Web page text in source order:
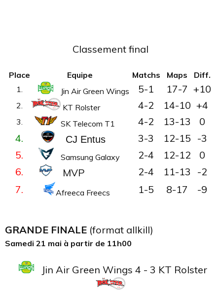
Classement final
Place Equipe Matchs Maps
Diff.
1.
Jin Air Green Wings 5-1 17-7 +10
2. KT Rolster 4-2 14-10 +4
3. SK Telecom T1 4-2 13-13
0
4.
CJ Entus 3-3 12-15 -3
5.
Samsung Galaxy 2-4 12-12
0
6.
MVP 2-4 11-13
-2
7.
Afreeca Freecs 1-5 8-17 -9
GRANDE FINALE (format allkill)
Samedi 21 mai à partir de 11h00
Jin Air Green Wings 4 - 3 KT Rolster